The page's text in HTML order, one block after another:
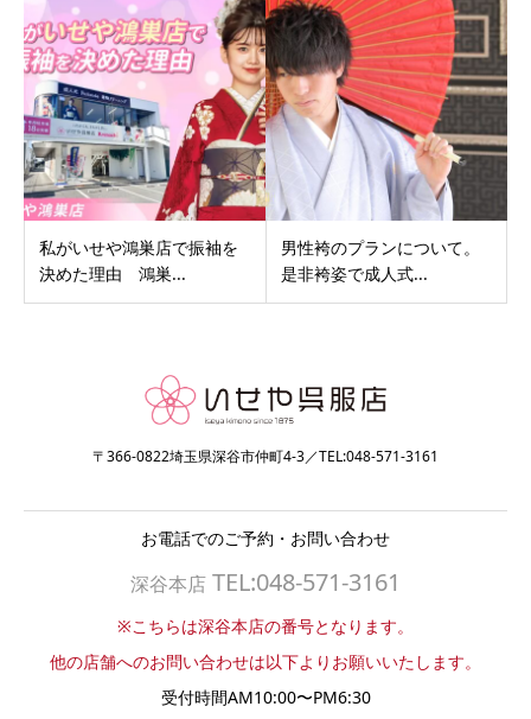
私がいせや鴻巣店で振袖を
決めた理由 鴻巣...
男性袴のプランについて。
是非袴姿で成人式...
〒366-0822埼玉県深谷市仲町4-3／TEL:048-571-3161
お電話でのご予約・お問い合わせ
深谷本店 TEL:048-571-3161
※こちらは深谷本店の番号となります。
他の店舗へのお問い合わせは以下よりお願いいたします。
受付時間AM10:00〜PM6:30